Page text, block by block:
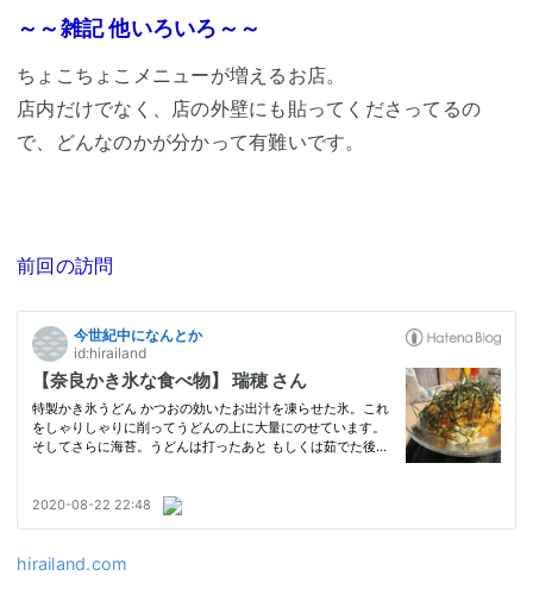
～～雑記 他いろいろ～～
ちょこちょこメニューが増えるお店。
店内だけでなく、店の外壁にも貼ってくださってるの
で、どんなのかが分かって有難いです。
前回の訪問
hirailand.com